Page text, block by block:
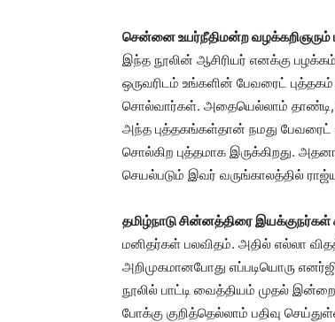
சென்னை உயர்நீதிமன்ற வழக்கறிஞரும்
இந்த நூலின் ஆசிரியர் எனக்கு
ஒருவரிடம் உங்களின் பேவரைட்
சொல்வார்கள். அதையெல்லாம் தாண்டி,
அந்த புத்தகங்கள்தான் நமது
சொல்கிற புத்தமாக இருக்கிறது.
செயல்படும் இவர் வருங்காலத்தில்
தமிழ்நாடு சின்னத்திரை
மனிதர்கள் பலவிதம். அதில் எல்லா
அறிமுகமானபோது எப்படியொரு
நூலில் பாட்டி வைத்தியம் முதல்
போக்கு குறித்தெல்லாம் பதிவு